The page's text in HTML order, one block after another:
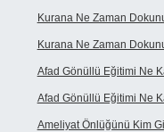
Kurana Ne Zaman
Kurana Ne Zaman
Afad Gönüllü Eğitimi Ne
Afad Gönüllü Eğitimi Ne
Ameliyat Önlüğünü Kim